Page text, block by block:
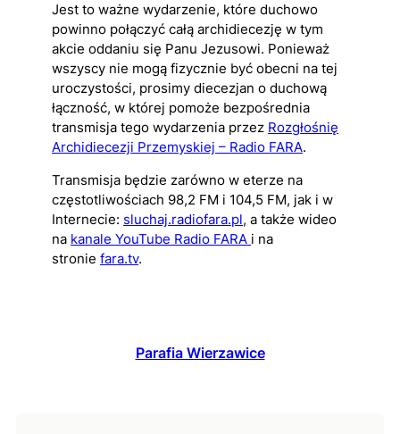
Jest to ważne wydarzenie, które duchowo
powinno połączyć całą archidiecezję w tym
akcie oddaniu się Panu Jezusowi. Ponieważ
wszyscy nie mogą fizycznie być obecni na tej
uroczystości, prosimy diecezjan o duchową
łączność, w której pomoże bezpośrednia
transmisja tego wydarzenia przez Rozgłośnię
Archidiecezji Przemyskiej – Radio FARA.
Transmisja będzie zarówno w eterze na
częstotliwościach 98,2 FM i 104,5 FM, jak i w
Internecie: sluchaj.radiofara.pl, a także wideo
na kanale YouTube Radio FARA i na
stronie fara.tv.
Parafia Wierzawice